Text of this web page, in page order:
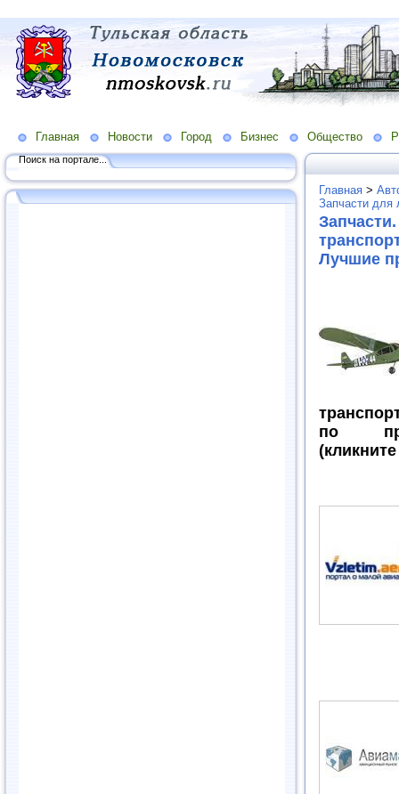
Главная Новости Город Бизнес Общество
Поиск на портале...
Главная >
Запчасти для
Лучшие
по